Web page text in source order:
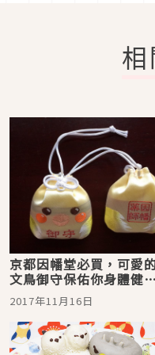
京都因幡堂必買，可愛
文鳥御守保佑你身體健
康！
2017年11月16日